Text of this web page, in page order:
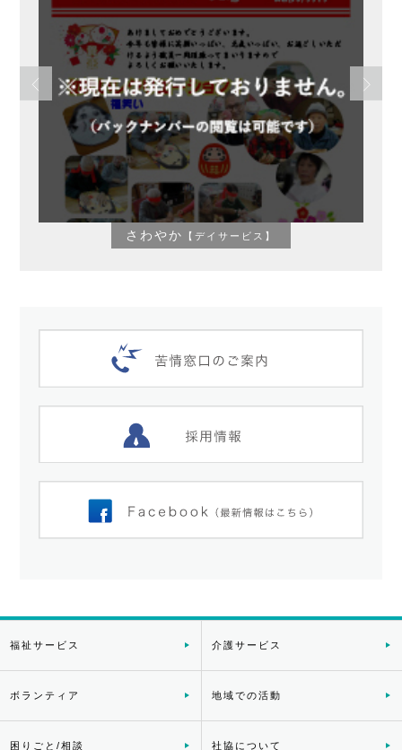
さわやか 【デイサービス】
福祉サービス 介護サービス
ボランティア 地域での活動
困りごと/相談 社協について